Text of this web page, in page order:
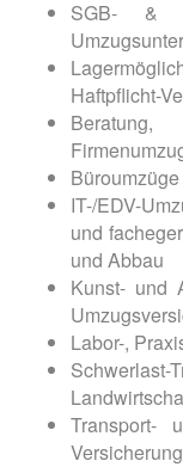
SGB- &
Haftpflicht-
IT-/EDV-
und
und Abbau
Kunst- und
Labor-,
Transport-